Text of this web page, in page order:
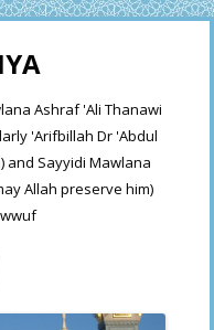
Ashraf 'Ali Thanawi
'Arifbillah Dr 'Abdul
and Sayyidi Mawlana
Allah preserve him)